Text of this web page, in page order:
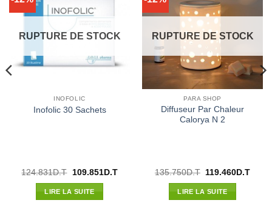
RUPTURE DE STOCK
INOFOLIC
Inofolic 30 Sachets
124.831D.T
Le
initial
était :
109.851D.TLe
LIRE LA SUITE
RUPTURE DE STOCK
PARA SHOP
Diffuseur Par Chaleur
Calorya N 2
135.750D.T
Le
initial
était :
119.460 D.TLe
LIRE LA SUITE